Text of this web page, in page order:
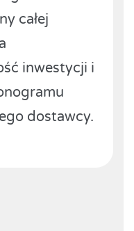
całej
inwestycji i
dostawcy.